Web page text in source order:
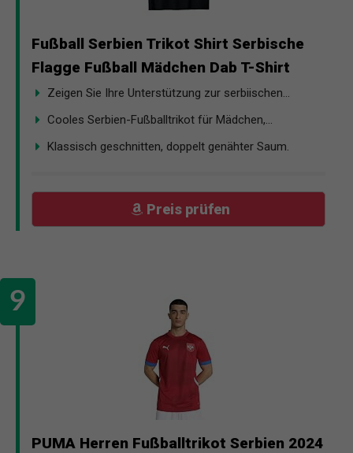
Fußball Serbien Trikot Shirt Serbische
Flagge Fußball Mädchen Dab T-Shirt
Zeigen Sie Ihre Unterstützung zur serbiischen...
Cooles Serbien-Fußballtrikot für Mädchen,...
Klassisch geschnitten, doppelt genähter Saum.
Preis prüfen
PUMA Herren Fußballtrikot Serbien 2024